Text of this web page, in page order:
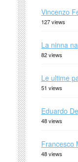
Vincenzo
127 views
La ninna
82 views
Le ultime
51 views
Eduardo
48 views
Francesco
48 views